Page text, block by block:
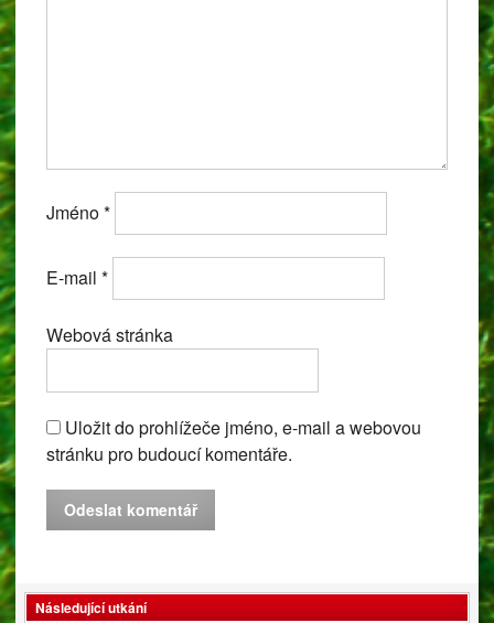
Jméno*
E-mail *
Webová stránka
Uložit do prohlížeče jméno, e-mail a webovou
stránku pro budoucí komentáře.
Následující utkání